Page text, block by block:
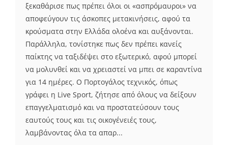
ξεκαθάρισε πως πρέπει όλοι οι «ασπρόμαυροι» να
αποφεύγουν τις άσκοπες μετακινήσεις, αφού τα
κρούσματα στην Ελλάδα ολοένα και αυξάνονται.
Παράλληλα, τονίστηκε πως δεν πρέπει κανείς
παίκτης να ταξιδέψει στο εξωτερικό, αφού μπορεί
να μολυνθεί και να χρειαστεί να μπει σε καραντίνα
για 14 ημέρες. Ο Πορτογάλος τεχνικός, όπως
γράφει η Live Sport, ζήτησε από όλους να δείξουν
επαγγελματισμό και να προστατεύσουν τους
εαυτούς τους και τις οικογένειές τους,
λαμβάνοντας όλα τα απαρ...